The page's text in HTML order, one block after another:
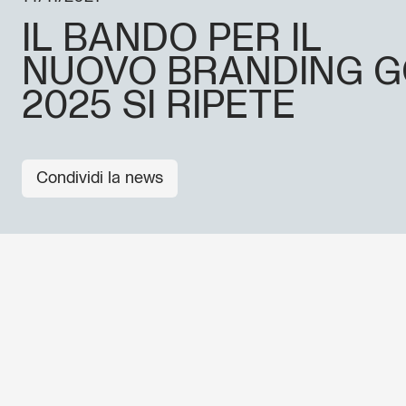
IL BANDO PER IL
NUOVO BRANDING
2025 SI RIPETE
Condividi la news